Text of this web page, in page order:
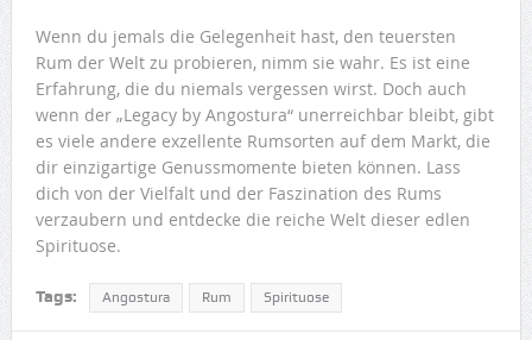
Wenn du jemals die Gelegenheit hast, den teuersten
Rum der Welt zu probieren, nimm sie wahr. Es ist eine
Erfahrung, die du niemals vergessen wirst. Doch auch
wenn der „Legacy by Angostura“ unerreichbar bleibt, gibt
es viele andere exzellente Rumsorten auf dem Markt, die
dir einzigartige Genussmomente bieten können. Lass
dich von der Vielfalt und der Faszination des Rums
verzaubern und entdecke die reiche Welt dieser edlen
Spirituose.
Tags: Angostura Rum Spirituose